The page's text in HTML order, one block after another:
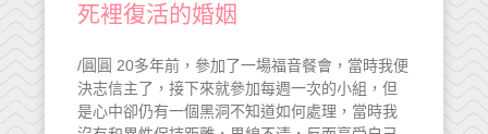
死裡復活的婚姻
/圓圓 20多年前，參加了一場福音餐會，當時我便
決志信主了，接下來就參加每週一次的小組，但
是心中卻仍有一個黑洞不知道如何處理，當時我